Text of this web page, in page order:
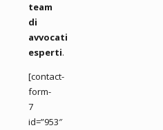
team
di
avvocati
esperti.
[contact-
form-
7
id=”953″